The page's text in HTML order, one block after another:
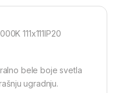
111x111IP20
bele boje svetla
ugradnju.